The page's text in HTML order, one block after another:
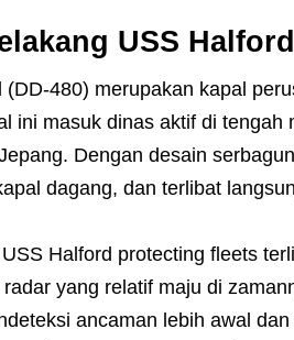
USS
(DD-480) merupakan kapal
ini masuk dinas aktif di
Dengan desain
dagang, dan terlibat
Halford protecting fleets
yang relatif maju di
ancaman lebih awal